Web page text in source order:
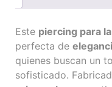
Este piercing para
perfecta de
quienes buscan un
sofisticado.